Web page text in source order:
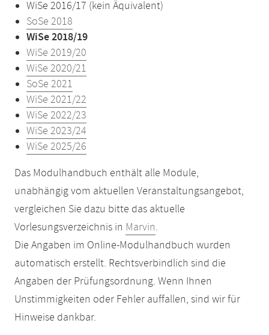
WiSe 2016/17 (kein Äquivalent)
SoSe 2018
WiSe 2018/19
WiSe 2019/20
WiSe 2020/21
SoSe 2021
WiSe 2021/22
WiSe 2022/23
WiSe 2023/24
WiSe 2025/26
Das Modulhandbuch enthält alle Module,
unabhängig vom aktuellen Veranstaltungsangebot,
vergleichen Sie dazu bitte das aktuelle
Vorlesungsverzeichnis in Marvin.
Die Angaben im Online-Modulhandbuch wurden
automatisch erstellt. Rechtsverbindlich sind die
Angaben der Prüfungsordnung. Wenn Ihnen
Unstimmigkeiten oder Fehler auffallen, sind wir für
Hinweise dankbar.